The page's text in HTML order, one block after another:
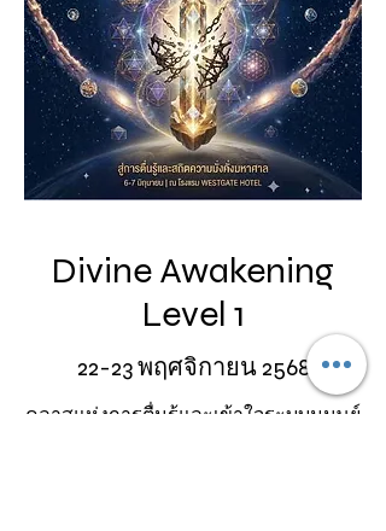
Divine Awakening
Level 1
22-23 พฤศจิกายน 2568
คลาสแห่งการตื่นรู้และเข้าใจระบบมนุษย์